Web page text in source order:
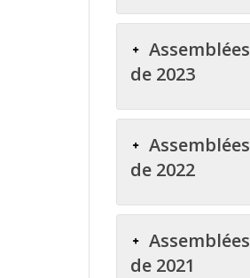
Assemblées
de 2023
Assemblées
de 2022
Assemblées
de 2021